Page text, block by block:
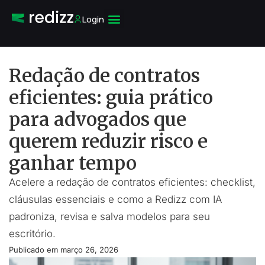
Login
Redação de contratos
eficientes: guia prático
para advogados que
querem reduzir risco e
ganhar tempo
Acelere a redação de contratos eficientes: checklist,
cláusulas essenciais e como a Redizz com IA
padroniza, revisa e salva modelos para seu
escritório.
Publicado em março 26, 2026